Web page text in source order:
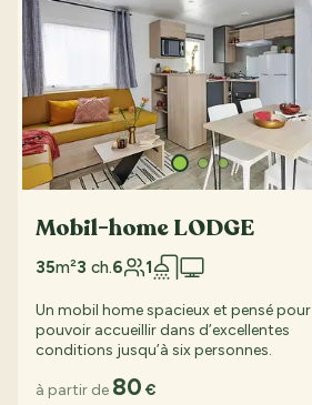
Mobil-home LODGE
35m²3 ch.6 1
Un mobil home spacieux et pensé pour
pouvoir accueillir dans d’excellentes
conditions jusqu’à six personnes.
à partir de 80 €